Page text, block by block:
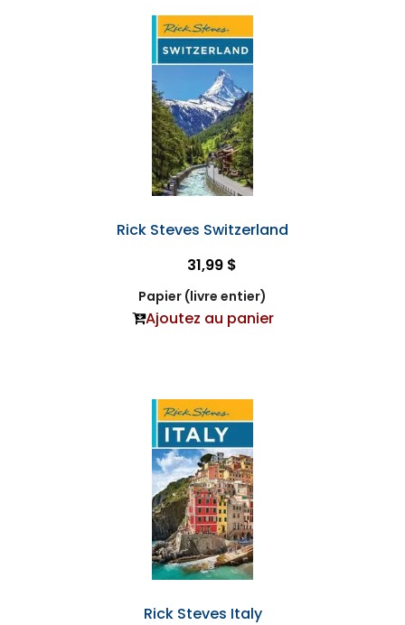
Rick Steves Switzerland
31,99 $
Papier (livre entier)
Ajoutez au panier
Rick Steves Italy